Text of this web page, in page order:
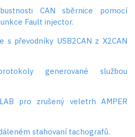
CAN sběrnice pomocí
Fault injector.
s převodníky USB2CAN z X2CAN
generované službou
pro zrušený veletrh AMPER
stahovaní tachografů.